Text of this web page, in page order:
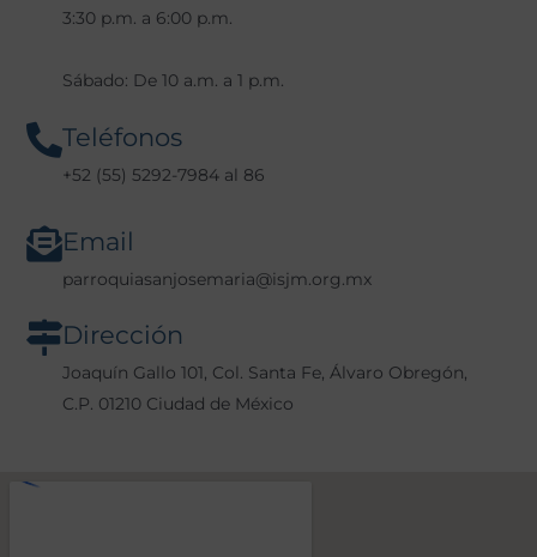
3:30 p.m. a 6:00 p.m.
Sábado: De 10 a.m. a 1 p.m.
Teléfonos
+52 (55) 5292-7984 al 86
Email
parroquiasanjosemaria@isjm.org.mx
Dirección
Joaquín Gallo 101, Col. Santa Fe, Álvaro Obregón,
C.P. 01210 Ciudad de México